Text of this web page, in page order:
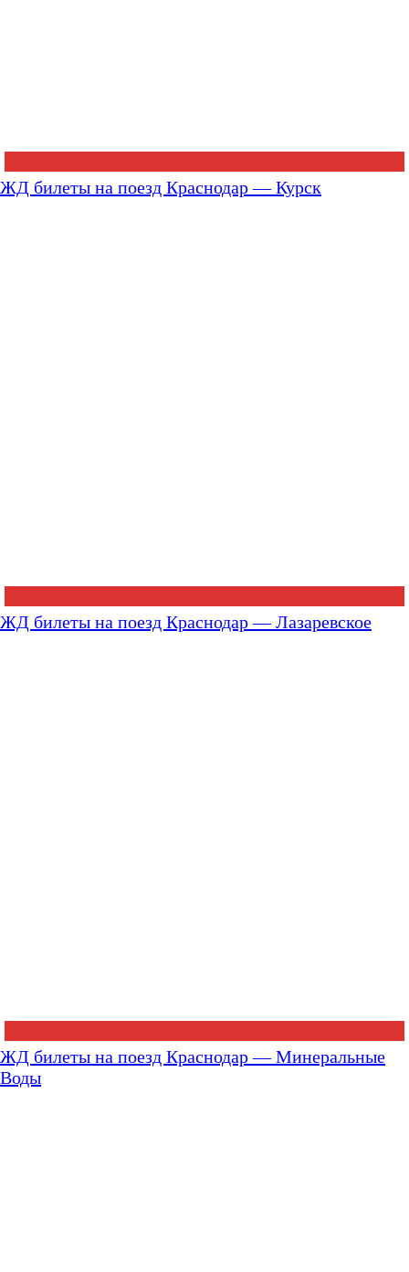
ЖД билеты на поезд Краснодар — Курск
ЖД билеты на поезд Краснодар — Лазаревское
ЖД билеты на поезд Краснодар — Минеральные
Воды